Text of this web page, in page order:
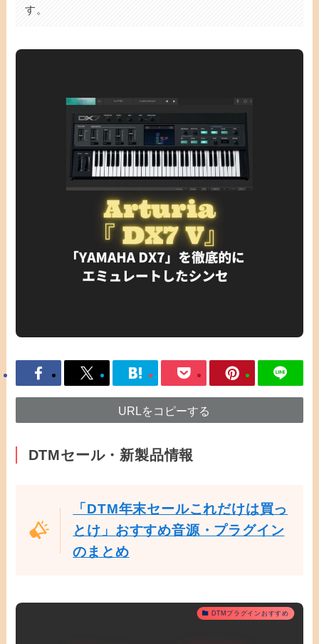
す。
URLをコピーする
DTMセール・新製品情報
「DTM年末セールこれだけは買っ
とけ」おすすめ音源・プラグイン
のまとめ
DTMプラグインおすすめ